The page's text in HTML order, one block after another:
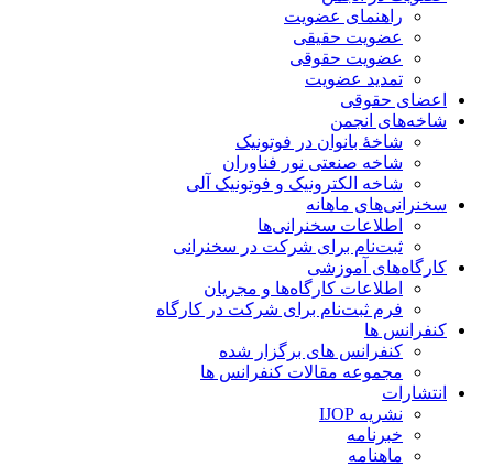
راهنمای عضویت
عضویت حقیقی
عضویت حقوقی
تمدید عضویت
اعضای حقوقی
شاخه‌های انجمن
شاخۀ بانوان در فوتونیک
شاخه صنعتی نور فناوران
شاخه‌ الکترونیک و فوتونیک آلی
سخنرانی‌های ماهانه
اطلاعات سخنرانی‌‌ها
ثبت‌نام برای شرکت در سخنرانی
کارگاه‌های آموزشی
اطلاعات کارگاه‌ها و مجریان
فرم ثبت‌نام برای شرکت در کارگاه
کنفرانس ها
کنفرانس های برگزار شده
مجموعه مقالات کنفرانس ها
انتشارات
نشریه IJOP
خبرنامه
ماهنامه